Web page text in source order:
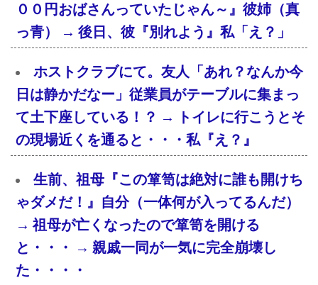
００円おばさんっていたじゃん～』彼姉（真
っ青） → 後日、彼『別れよう』私「え？」
ホストクラブにて。友人「あれ？なんか今
日は静かだなー」従業員がテーブルに集まっ
て土下座している！？ → トイレに行こうとそ
の現場近くを通ると・・・私『え？』
生前、祖母『この箪笥は絶対に誰も開けち
ゃダメだ！』自分（一体何が入ってるんだ）
→ 祖母が亡くなったので箪笥を開ける
と・・・ → 親戚一同が一気に完全崩壊し
た・・・・